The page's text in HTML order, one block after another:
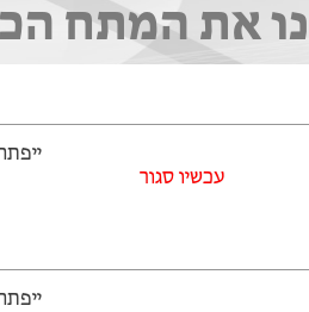
את המתח
עכשיו סגור